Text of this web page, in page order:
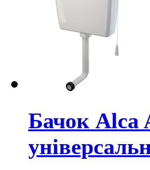
Бачок Alca